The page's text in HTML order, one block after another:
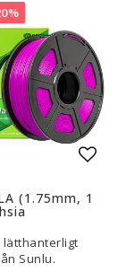
(1.75mm, 1
lätthanterligt
Sunlu.